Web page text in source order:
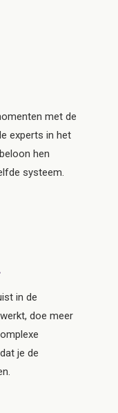
met de
experts in het
hen
systeem.
in de
doe meer
je de